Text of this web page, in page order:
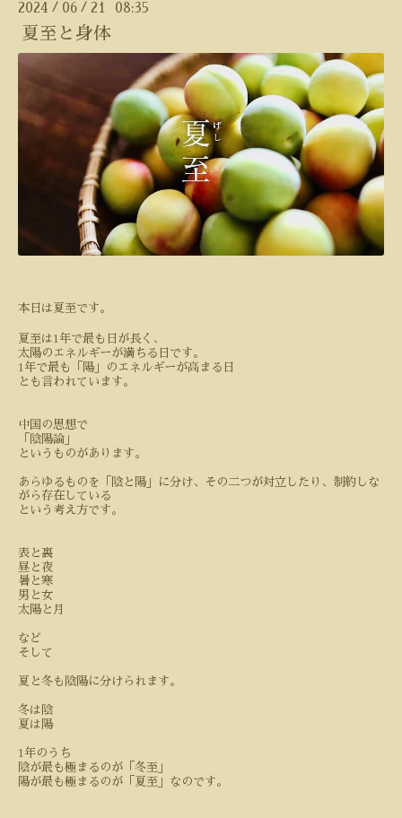
2024 / 06 / 21 08:35
夏至と身体
本日は夏至です。
夏至は1年で最も日が長く、
太陽のエネルギーが満ちる日です。
1年で最も「陽」のエネルギーが高まる日
とも言われています。
中国の思想で
「陰陽論」
というものがあります。
あらゆるものを「陰と陽」に分け、その二つが対立したり、制約しな
がら存在している
という考え方です。
表と裏
昼と夜
暑と寒
男と女
太陽と月
など
そして
夏と冬も陰陽に分けられます。
冬は陰
夏は陽
1年のうち
陰が最も極まるのが「冬至」
陽が最も極まるのが「夏至」なのです。